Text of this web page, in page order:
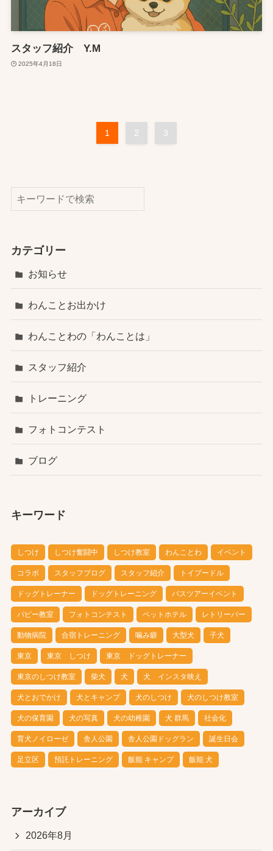
スタッフ紹介 Y.M
2025年4月18日
1 2 3
検索
カテゴリー
お知らせ
わんことお出かけ
わんことわの「わんことは」
スタッフ紹介
トレーニング
フォトコンテスト
ブログ
キーワード
しつけ しつけ奮闘中 しつけ教室 わんことわ イベント
コラボ スタッフブログ スタッフ紹介 トイプードル
ドッグトレーナー ドッグトレーニング バスツアーイベント
パピー教室 フォトコンテスト ペットホテル レトリーバー
動物病院 合宿トレーニング 噛み癖 大型犬 子犬
東京 東京 しつけ 東京 ドッグトレーナー
東京のしつけ教室 柴犬 犬 犬 インスタ映え
犬とおでかけ 犬とキャンプ 犬のしつけ 犬のしつけ教室
犬の保育園 犬の写真 犬の幼稚園 犬 群馬 社会化
育犬ノイローゼ 舎人公園 舎人公園ドッグラン 誕生日会
足立区 預託トレーニング 飯能 キャンプ 飯能 犬
アーカイブ
2026年8月